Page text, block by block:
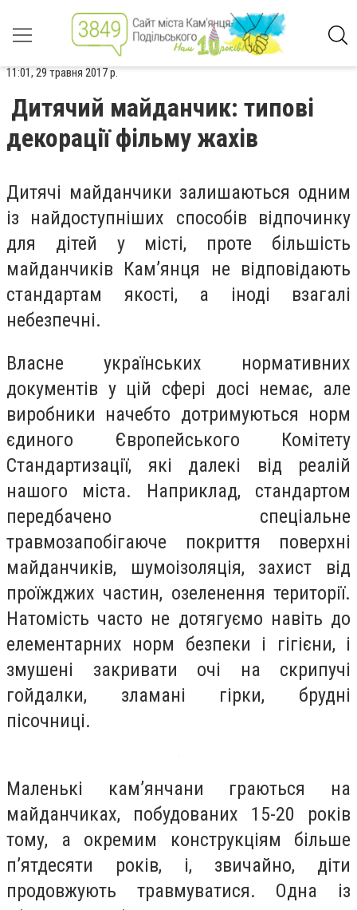
11:01, 29 травня 2017 р.
Дитячий майданчик: типові
декорації фільму жахів
Дитячі майданчики залишаються одним
із найдоступніших способів відпочинку
для дітей у місті, проте більшість
майданчиків Кам’янця не відповідають
стандартам якості, а іноді взагалі
небезпечні.
Власне українських нормативних
документів у цій сфері досі немає, але
виробники начебто дотримуються норм
єдиного Європейського Комітету
Стандартизації, які далекі від реалій
нашого міста. Наприклад, стандартом
передбачено спеціальне
травмозапобігаюче покриття поверхні
майданчиків, шумоізоляція, захист від
проїжджих частин, озеленення території.
Натомість часто не дотягуємо навіть до
елементарних норм безпеки і гігієни, і
змушені закривати очі на скрипучі
гойдалки, зламані гірки, брудні
пісочниці.
Маленькі кам’янчани граються на
майданчиках, побудованих 15-20 років
тому, а окремим конструкціям більше
п’ятдесяти років, і, звичайно, діти
продовжують травмуватися. Одна із